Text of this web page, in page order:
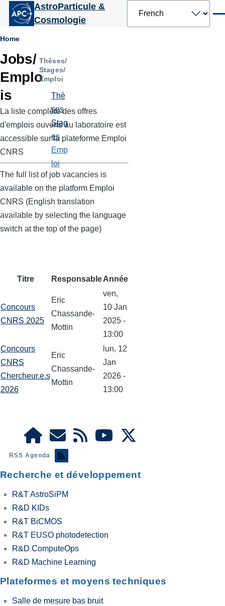
Aller au contenu principal
AstroParticule &
Cosmologie
your
Fil
d'Ariane
Home
Jobs/
Emplo
is
La liste complète des offres
d'emplois ouverts au laboratoire est
accessible sur la plateforme Emploi
CNRS
The full list of job vacancies is
available on the platform Emploi
CNRS (English translation
available by selecting the language
switch at the top of the page)
Titre ResponsableAnnée
Concours
CNRS 2025
Eric
Chassande-
Mottin
ven,
10 Jan
2025 -
13:00
Concours
CNRS
Chercheur.e.s
2026
Eric
Chassande-
Mottin
lun, 12
Jan
2026 -
13:00
Thèses/
Stages/
Emploi
Thè
ses
Stag
es
Emp
loi
RSS Agenda
Recherche et développement
R&T AstroSiPM
R&D KIDs
R&T BiCMOS
R&T EUSO photodetection
R&D ComputeOps
R&D Machine Learning
Plateformes et moyens techniques
Salle de mesure bas bruit